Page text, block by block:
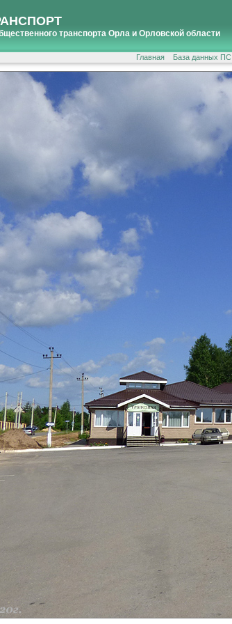
транспорта Орла и Орловской области
Главная База данных ПС